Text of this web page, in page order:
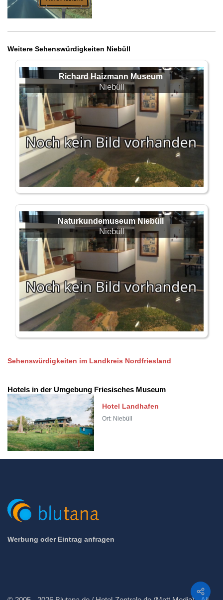
Teilen
Weitere Sehenswürdigkeiten Niebüll
Richard Haizmann Museum
Niebüll
Naturkundemuseum Niebüll
Niebüll
Sehenswürdigkeiten im Landkreis Nordfriesland
Hotels in der Umgebung Friesisches Museum
Hotel Landhafen
Ort: Niebüll
Werbung oder Eintrag anfragen